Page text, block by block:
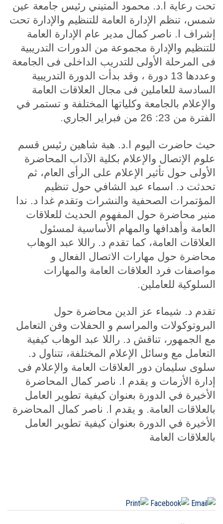
سجل الان
تحت رعاية ا.د. محمود المتيني رئيس جامعة عين
شمس، تنظم الإدارة العامة للتنظيم والإدارة تحت
إشراف ا. ناصر كمال مدير عام الإدارة العامة
للتنظيم والإدارة مجموعة من الدورات التدريبية
فى المرحلة الأولى للتدريب الداخلى فى الجامعة
وعددها 13 دورة ، وقد بدأت الدورة التدريبية
السادسة للعاملين فى مجال العلاقات العامة
والإعلام بالجامعة وكلياتها المختلفة و تستمر في
الفترة من 23: 26 من فبراير الجاري
.
حيث حاضرت اليوم ا.د. هبة شاهين رئيس قسم
علوم الإتصال والإعلام بكلية الآداب المحاضرة
الأولى حول تأثير الإعلام على الرأى العام، ثم
تحدثت د. اسماء عبد الشافي حول تنظيم
المؤتمرات الصحفية والنشرات وتقدم غدا د. ندا
منير محاضرة حول المفهوم الحديث للعلاقات
العامة وأهدافها والمهام الأساسية لمسئول
العلاقات العامة، كما تقدم د. راللا عبد الوهاب
محاضرة حول مهارات الاتصال الفعال و
مواصفات فرد العلاقات العامة والمهارات
السلوكية للعاملين.
تقدم د. شيماء عز الدين محاضرة حول
البروتوكولات والمراسم و الحفلات وفن التعامل
مع الجمهور، تناقش د. راللا عبد الوهاب كيفية
التعامل مع وسائل الإعلام المختلفة، تتناول د.
سلوى سليمان دور العلاقات العامة والإعلام فى
إدارة الأزمات و يقدم ا. ناصر كمال المحاضرة
الأخيرة في الدورة بعنوان كيفية تطوير العامل
بالعلاقات العامة. و يقدم ا. ناصر كمال المحاضرة
الأخيرة في الدورة بعنوان كيفية تطوير العامل
بالعلاقات العامة